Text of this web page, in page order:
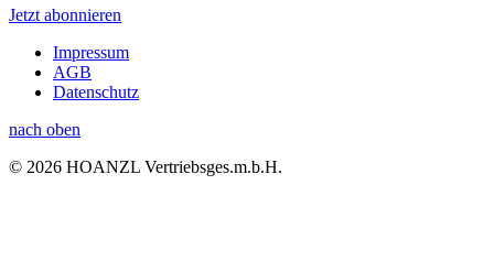
Jetzt abonnieren
Impressum
AGB
Datenschutz
nach oben
© 2026 HOANZL Vertriebsges.m.b.H.